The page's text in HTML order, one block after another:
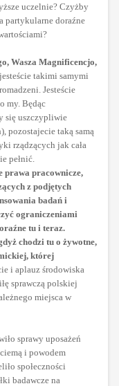
uczelnie? Czyżby
partykularne doraźne
Wasza Magnificencjo,
jesteście takimi samymi
Jesteście
my. Będąc
się uszczypliwie
pozostajecie taką samą
rządzących jak cała
pełnić.
prawa pracownicze,
z podjętych
badań i
ograniczeniami
tu i teraz.
chodzi tu o żywotne,
której
i aplauz środowiska
sprawczą polskiej
miejsca w
sprawy uposażeń
i powodem
społeczności
badawcze na